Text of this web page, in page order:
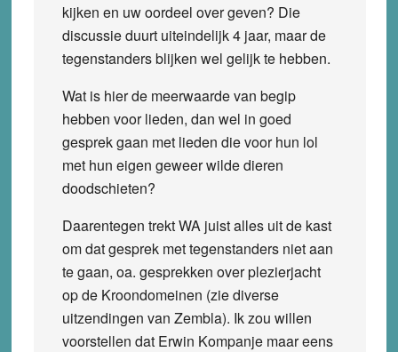
kijken en uw oordeel over geven? Die
discussie duurt uiteindelijk 4 jaar, maar de
tegenstanders blijken wel gelijk te hebben.
Wat is hier de meerwaarde van begip
hebben voor lieden, dan wel in goed
gesprek gaan met lieden die voor hun lol
met hun eigen geweer wilde dieren
doodschieten?
Daarentegen trekt WA juist alles uit de kast
om dat gesprek met tegenstanders niet aan
te gaan, oa. gesprekken over plezierjacht
op de Kroondomeinen (zie diverse
uitzendingen van Zembla). Ik zou willen
voorstellen dat Erwin Kompanje maar eens